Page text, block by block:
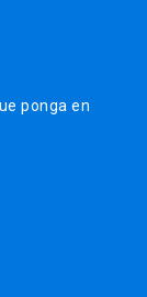
ponga en